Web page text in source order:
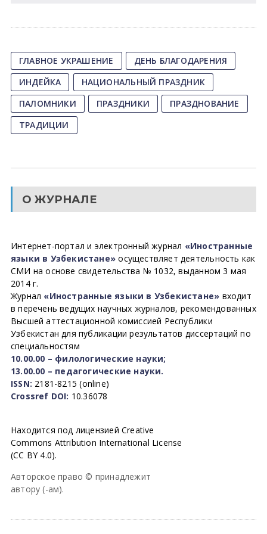
ГЛАВНОЕ УКРАШЕНИЕ
ДЕНЬ БЛАГОДАРЕНИЯ
ИНДЕЙКА
НАЦИОНАЛЬНЫЙ ПРАЗДНИК
ПАЛОМНИКИ
ПРАЗДНИКИ
ПРАЗДНОВАНИЕ
ТРАДИЦИИ
О ЖУРНАЛЕ
Интернет-портал и электронный журнал «Иностранные
языки в Узбекистане» осуществляет деятельность как
СМИ на основе свидетельства № 1032, выданном 3 мая
2014 г.
Журнал «Иностранные языки в Узбекистане» входит
в перечень ведущих научных журналов, рекомендованных
Высшей аттестационной комиссией Республики
Узбекистан для публикации результатов диссертаций по
специальностям
10.00.00 – филологические науки;
13.00.00 – педагогические науки.
ISSN: 2181-8215 (online)
Crossref DOI: 10.36078
Находится под лицензией Creative
Commons Attribution International License
(CC BY 4.0).
Авторское право © принадлежит
автору (-ам).